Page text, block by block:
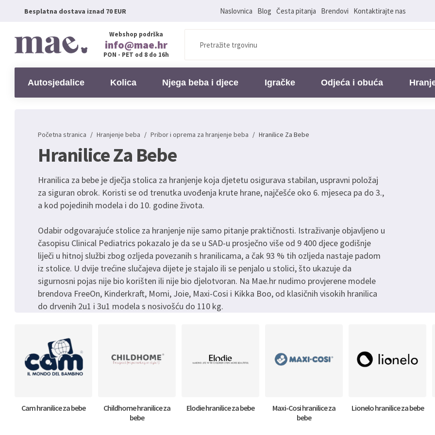
Besplatna dostava iznad 70 EUR Naslovnica Blog Česta pitanja Brendovi Kontaktirajte nas
Webshop podrška
info@mae.hr
PON - PET od 8 do 16h
Autosjedalice Kolica Njega beba i djece Igračke Odjeća i obuća
Početna stranica / Hranjenje beba / Pribor i oprema za hranjenje beba / Hranilice Za Bebe
Hranilice Za Bebe
Hranilica za bebe je dječja stolica za hranjenje koja djetetu osigurava stabilan, uspravni položaj
za siguran obrok. Koristi se od trenutka uvođenja krute hrane, najčešće oko 6. mjeseca pa do 3.,
a kod pojedinih modela i do 10. godine života.
Odabir odgovarajuće stolice za hranjenje nije samo pitanje praktičnosti. Istraživanje objavljeno u
časopisu Clinical Pediatrics pokazalo je da se u SAD-u prosječno više od 9 400 djece godišnje
liječi u hitnoj službi zbog ozljeda povezanih s hranilicama, a čak 93 % tih ozljeda nastaje padom
iz stolice. U dvije trećine slučajeva dijete je stajalo ili se penjalo u stolici, što ukazuje da
sigurnosni pojas nije bio korišten ili nije bio djelotvoran. Na Mae.hr nudimo provjerene modele
brendova FreeOn, Kinderkraft, Momi, Joie, Maxi-Cosi i Kikka Boo, od klasičnih visokih hranilica
do drvenih 2u1 i 3u1 modela s nosivošću do 110 kg.
Cam hranilice za bebe
Childhome hranilice za
bebe
Elodie hranilice za bebe
Maxi-Cosi hranilice za
bebe
Lionelo hranilice za bebe